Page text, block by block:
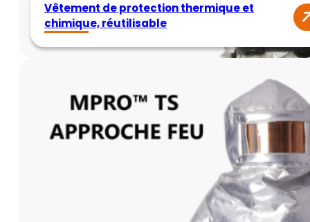
Vêtement de protection thermique et
chimique, réutilisable